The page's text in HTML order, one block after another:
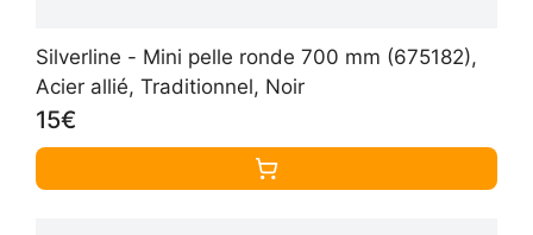
Silverline - Mini pelle ronde 700 mm (675182),
Acier allié, Traditionnel, Noir
15€